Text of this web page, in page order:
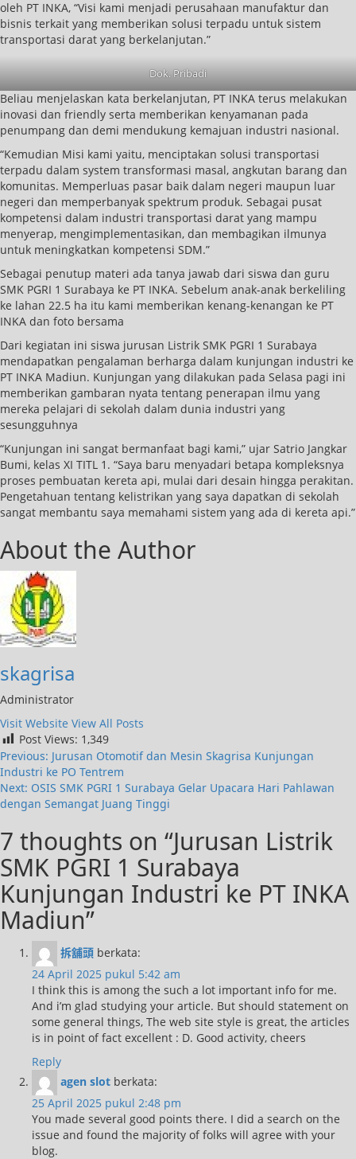
oleh PT INKA, “Visi kami menjadi perusahaan manufaktur dan
bisnis terkait yang memberikan solusi terpadu untuk sistem
transportasi darat yang berkelanjutan.”
Dok. Pribadi
Beliau menjelaskan kata berkelanjutan, PT INKA terus melakukan
inovasi dan friendly serta memberikan kenyamanan pada
penumpang dan demi mendukung kemajuan industri nasional.
“Kemudian Misi kami yaitu, menciptakan solusi transportasi
terpadu dalam system transformasi masal, angkutan barang dan
komunitas. Memperluas pasar baik dalam negeri maupun luar
negeri dan memperbanyak spektrum produk. Sebagai pusat
kompetensi dalam industri transportasi darat yang mampu
menyerap, mengimplementasikan, dan membagikan ilmunya
untuk meningkatkan kompetensi SDM.”
Sebagai penutup materi ada tanya jawab dari siswa dan guru
SMK PGRI 1 Surabaya ke PT INKA. Sebelum anak-anak berkeliling
ke lahan 22.5 ha itu kami memberikan kenang-kenangan ke PT
INKA dan foto bersama
Dari kegiatan ini siswa jurusan Listrik SMK PGRI 1 Surabaya
mendapatkan pengalaman berharga dalam kunjungan industri ke
PT INKA Madiun. Kunjungan yang dilakukan pada Selasa pagi ini
memberikan gambaran nyata tentang penerapan ilmu yang
mereka pelajari di sekolah dalam dunia industri yang
sesungguhnya
“Kunjungan ini sangat bermanfaat bagi kami,” ujar Satrio Jangkar
Bumi, kelas XI TITL 1. “Saya baru menyadari betapa kompleksnya
proses pembuatan kereta api, mulai dari desain hingga perakitan.
Pengetahuan tentang kelistrikan yang saya dapatkan di sekolah
sangat membantu saya memahami sistem yang ada di kereta api.”
About the Author
skagrisa
Administrator
Visit Website View All Posts
Post Views: 1,349
Previous: Jurusan Otomotif dan Mesin Skagrisa Kunjungan
Industri ke PO Tentrem
Next: OSIS SMK PGRI 1 Surabaya Gelar Upacara Hari Pahlawan
dengan Semangat Juang Tinggi
7 thoughts on “Jurusan Listrik
SMK PGRI 1 Surabaya
Kunjungan Industri ke PT INKA
Madiun”
拆舖頭 berkata:
24 April 2025 pukul 5:42 am
I think this is among the such a lot important info for me.
And i’m glad studying your article. But should statement on
some general things, The web site style is great, the articles
is in point of fact excellent : D. Good activity, cheers
Reply
agen slot berkata:
25 April 2025 pukul 2:48 pm
You made several good points there. I did a search on the
issue and found the majority of folks will agree with your
blog.